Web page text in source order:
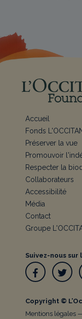
Accueil
Fonds
Préserver la vue
Promouvoir
Respecter la
Collaborateurs
Accessibilité
Média
Contact
Groupe
Suivez-nous sur
Copyright ©
Mentions légales